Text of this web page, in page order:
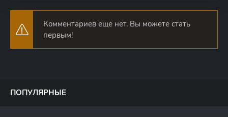
Комментариев еще нет. Вы можете стать
первым!
ПОПУЛЯРНЫЕ